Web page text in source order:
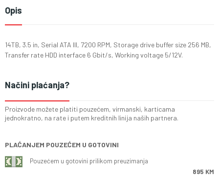
Opis
14TB, 3.5 in, Serial ATA III, 7200 RPM, Storage drive buffer size 256 MB,
Transfer rate HDD interface 6 Gbit/s, Working voltage 5/12V.
Načini plaćanja?
Proizvode možete platiti pouzećem, virmanski, karticama
jednokratno, na rate i putem kreditnih linija naših partnera.
PLAĆANJEM POUZEĆEM U GOTOVINI
Pouzećem u gotovini prilikom preuzimanja
895 KM